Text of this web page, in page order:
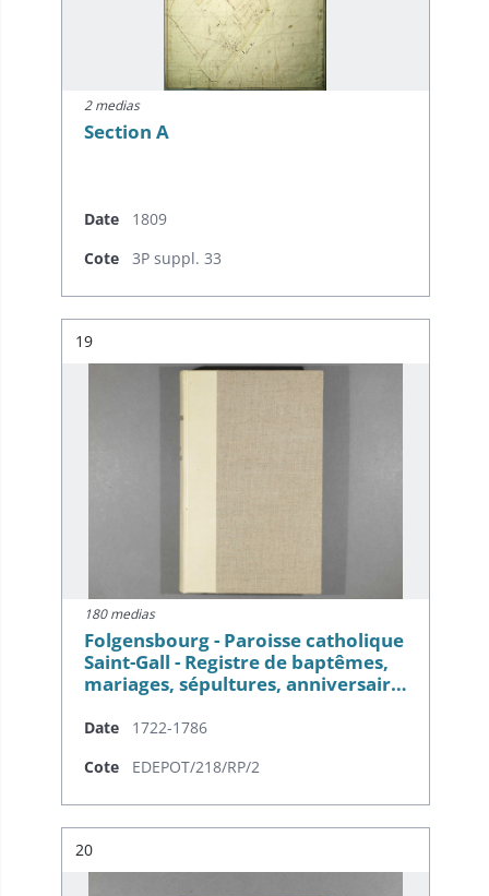
2 medias
Section A
Date
1809
Cote
3P suppl. 33
Résultat n°
19
180 medias
Folgensbourg - Paroisse catholique
Saint-Gall - Registre de baptêmes,
mariages, sépultures, anniversair…
Date
1722-1786
Cote
EDEPOT/218/RP/2
Résultat n°
20